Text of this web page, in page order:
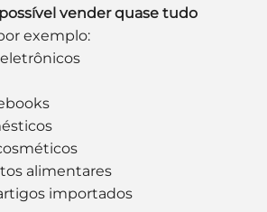
vender quase tudo
exemplo:
alimentares
importados